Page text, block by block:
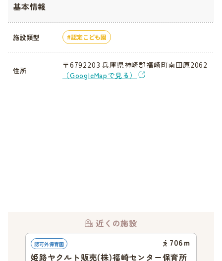
基本情報
施設類型 認定こども園
住所
〒6792203 兵庫県神崎郡福崎町南田原2062
（GoogleMapで見る）
近くの施設
認可外保育園 706ｍ
姫路ヤクルト販売(株)福崎センター保育所